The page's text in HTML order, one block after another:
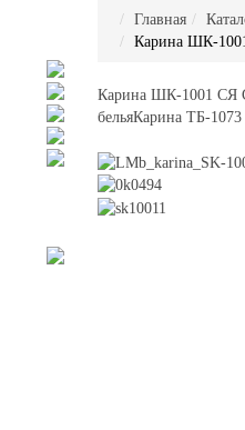
Главная
Карина ШК-
Карина ШК-1001 СЯ
бельяКарина ТБ-